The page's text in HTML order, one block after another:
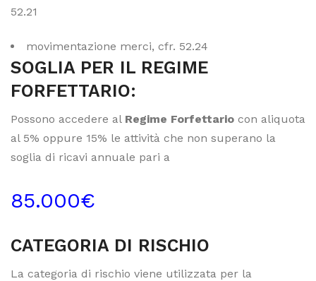
52.21
movimentazione merci, cfr. 52.24
SOGLIA PER IL REGIME
FORFETTARIO:
Possono accedere al Regime Forfettario con aliquota
al 5% oppure 15% le attività che non superano la
soglia di ricavi annuale pari a
85.000€
CATEGORIA DI RISCHIO
La categoria di rischio viene utilizzata per la